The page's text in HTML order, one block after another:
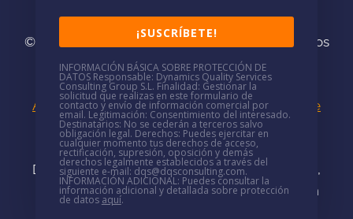
© 2026
· Somos consultores especializados
enSoluciones Microsoft
(+34)937 688 766· mkt@dqsconsulting.com
Aviso Legal|Política de Privacidad|Política de
Cookies|Política de seguridad |Canal de
denuncias
DQS/ tiene oficinas presenciales enBarcelona,
Madrid, Valencia y Castellón y trabajadores en
¡SUSCRÍBETE!
INFORMACIÓN BÁSICA SOBRE PROTECCIÓN DE
DATOS Responsable: Dynamics Quality Services
Consulting Group S.L. Finalidad: Gestionar la
solicitud que realizas en este formulario de
contacto y envío de información comercial por
email. Legitimación: Consentimiento del interesado.
Destinatarios: No se cederán a terceros salvo
obligación legal. Derechos: Puedes ejercitar en
cualquier momento tus derechos de acceso,
rectificación, supresión, oposición y demás
derechos legalmente establecidos a través del
siguiente e-mail: dqs@dqsconsulting.com.
INFORMACIÓN ADICIONAL: Puedes consultar la
información adicional y detallada sobre protección
de datos aquí.